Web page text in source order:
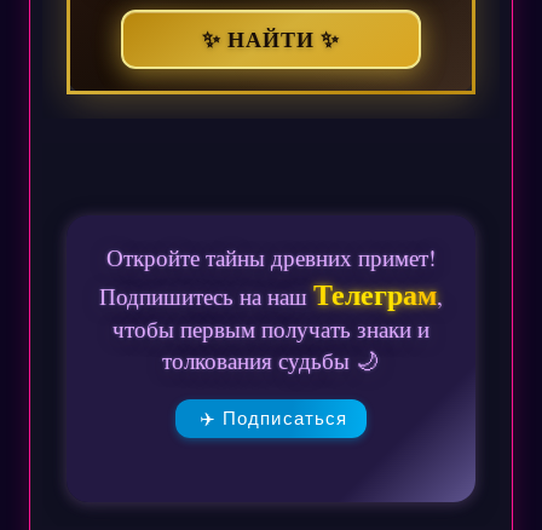
✨ НАЙТИ ✨
Откройте тайны древних примет!
Подпишитесь на нашТелеграм,
чтобы первым получать знаки и
толкования судьбы 🌙
✈️ Подписаться